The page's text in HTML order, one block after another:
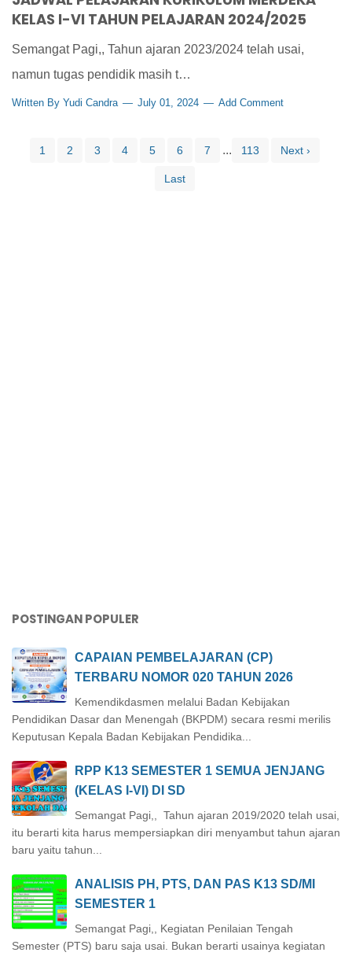
KELAS I-VI TAHUN PELAJARAN 2024/2025
Semangat Pagi,, Tahun ajaran 2023/2024 telah usai,
namun tugas pendidik masih t…
Written By Yudi Candra July 01, 2024 Add Comment
1 2 3 4 5 6 7 ... 113 Next ›
Last
POSTINGAN POPULER
CAPAIAN PEMBELAJARAN (CP)
TERBARU NOMOR 020 TAHUN 2026
Kemendikdasmen melalui Badan Kebijakan
Pendidikan Dasar dan Menengah (BKPDM) secara resmi merilis
Keputusan Kepala Badan Kebijakan Pendidika...
RPP K13 SEMESTER 1 SEMUA JENJANG
(KELAS I-VI) DI SD
Semangat Pagi,, Tahun ajaran 2019/2020 telah usai,
itu berarti kita harus mempersiapkan diri menyambut tahun ajaran
baru yaitu tahun...
ANALISIS PH, PTS, DAN PAS K13 SD/MI
SEMESTER 1
Semangat Pagi,, Kegiatan Penilaian Tengah
Semester (PTS) baru saja usai. Bukan berarti usainya kegiatan